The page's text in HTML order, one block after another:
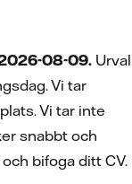
08-09. Urval
Vi tar
Vi tar inte
snabbt och
bifoga ditt CV.